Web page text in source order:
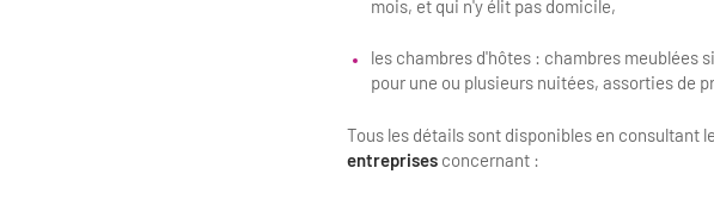
mois, et qui n'y élit pas domicile,
les chambres d'hôtes : chambres meublées
pour une ou plusieurs nuitées, assorties de
Tous les détails sont disponibles en consultant
entreprises concernant :